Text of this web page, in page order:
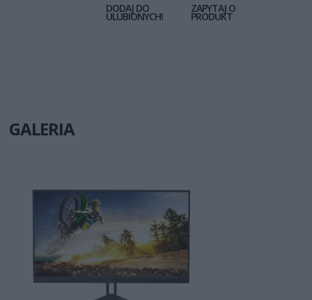
DODAJ DO
ULUBIONYCH!
ZAPYTAJ O
PRODUKT
GALERIA